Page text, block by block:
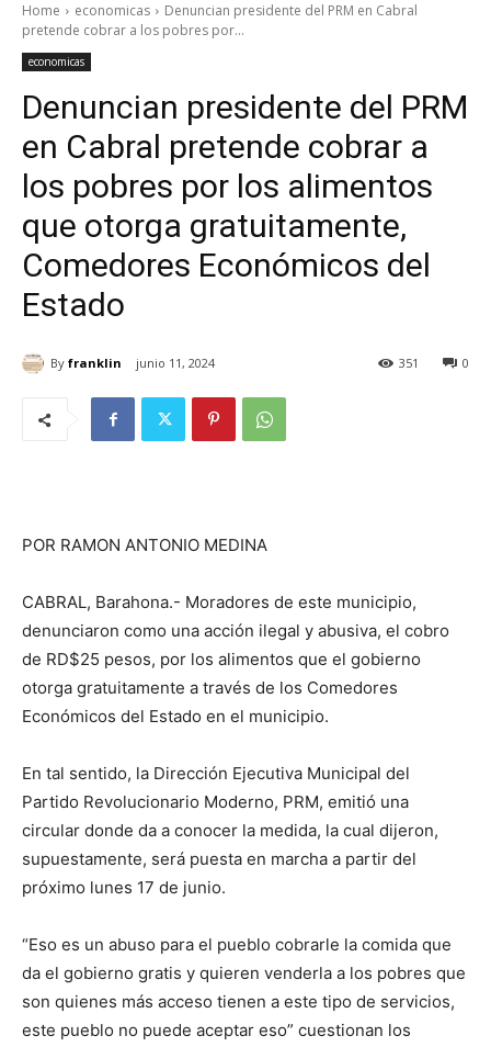
Home economicas
Denuncian presidente del PRM en Cabral
pretende cobrar a los pobres por...
economicas
Denuncian presidente del PRM
en Cabral pretende cobrar a
los pobres por los alimentos
que otorga gratuitamente,
Comedores Económicos del
Estado
By franklin junio 11, 2024 0
351
POR RAMON ANTONIO MEDINA
CABRAL, Barahona.- Moradores de este municipio,
denunciaron como una acción ilegal y abusiva, el cobro
de RD$25 pesos, por los alimentos que el gobierno
otorga gratuitamente a través de los Comedores
Económicos del Estado en el municipio.
En tal sentido, la Dirección Ejecutiva Municipal del
Partido Revolucionario Moderno, PRM, emitió una
circular donde da a conocer la medida, la cual dijeron,
supuestamente, será puesta en marcha a partir del
próximo lunes 17 de junio.
“Eso es un abuso para el pueblo cobrarle la comida que
da el gobierno gratis y quieren venderla a los pobres que
son quienes más acceso tienen a este tipo de servicios,
este pueblo no puede aceptar eso” cuestionan los